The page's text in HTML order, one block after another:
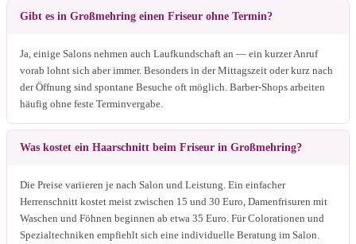
Gibt es in Großmehring einen Friseur ohne Termin?
Ja, einige Salons nehmen auch Laufkundschaft an — ein kurzer Anruf
vorab lohnt sich aber immer. Besonders in der Mittagszeit oder kurz nach
der Öffnung sind spontane Besuche oft möglich. Barber-Shops arbeiten
häufig ohne feste Terminvergabe.
Was kostet ein Haarschnitt beim Friseur in Großmehring?
Die Preise variieren je nach Salon und Leistung. Ein einfacher
Herrenschnitt kostet meist zwischen 15 und 30 Euro, Damenfrisuren mit
Waschen und Föhnen beginnen ab etwa 35 Euro. Für Colorationen und
Spezialtechniken empfiehlt sich eine individuelle Beratung im Salon.